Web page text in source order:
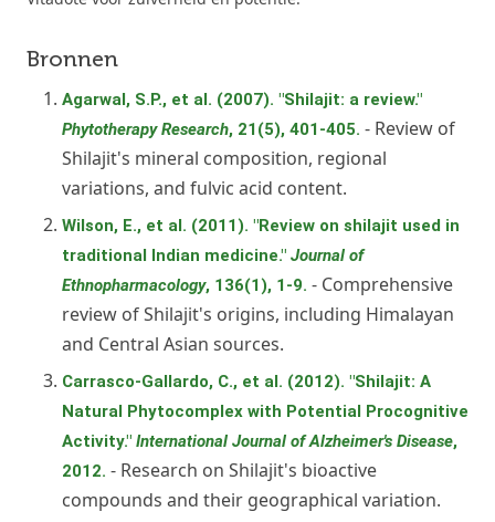
Bronnen
Agarwal, S.P., et al. (2007). "Shilajit: a review."
Phytotherapy Research, 21(5), 401-405. - Review of
Shilajit's mineral composition, regional
variations, and fulvic acid content.
Wilson, E., et al. (2011). "Review on shilajit used in
traditional Indian medicine." Journal of
Ethnopharmacology, 136(1), 1-9. - Comprehensive
review of Shilajit's origins, including Himalayan
and Central Asian sources.
Carrasco-Gallardo, C., et al. (2012). "Shilajit: A
Natural Phytocomplex with Potential Procognitive
Activity." International Journal of Alzheimer's Disease,
2012. - Research on Shilajit's bioactive
compounds and their geographical variation.